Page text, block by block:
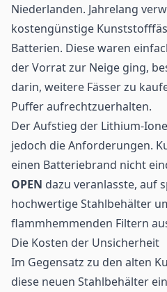
Niederlanden. Jahrelang
kostengünstige
Batterien. Diese waren
der Vorrat zur Neige ging,
darin, weitere Fässer zu
Puffer aufrechtzuerhalten.
Der Aufstieg der Lithium-
jedoch die Anforderungen.
einen Batteriebrand nicht
OPEN dazu veranlasste, auf
hochwertige Stahlbehälter
flammhemmenden Filtern
Die Kosten der Unsicherheit
Im Gegensatz zu den alten
diese neuen Stahlbehälter